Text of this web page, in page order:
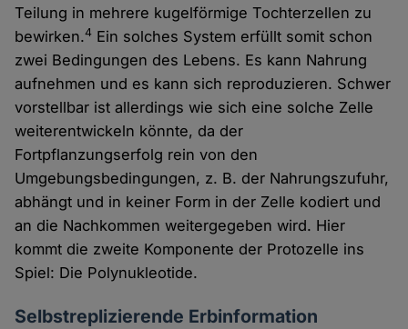
Teilung in mehrere kugelförmige Tochterzellen zu
bewirken.4 Ein solches System erfüllt somit schon
zwei Bedingungen des Lebens. Es kann Nahrung
aufnehmen und es kann sich reproduzieren. Schwer
vorstellbar ist allerdings wie sich eine solche Zelle
weiterentwickeln könnte, da der
Fortpflanzungserfolg rein von den
Umgebungsbedingungen, z. B. der Nahrungszufuhr,
abhängt und in keiner Form in der Zelle kodiert und
an die Nachkommen weitergegeben wird. Hier
kommt die zweite Komponente der Protozelle ins
Spiel: Die Polynukleotide.
Selbstreplizierende Erbinformation